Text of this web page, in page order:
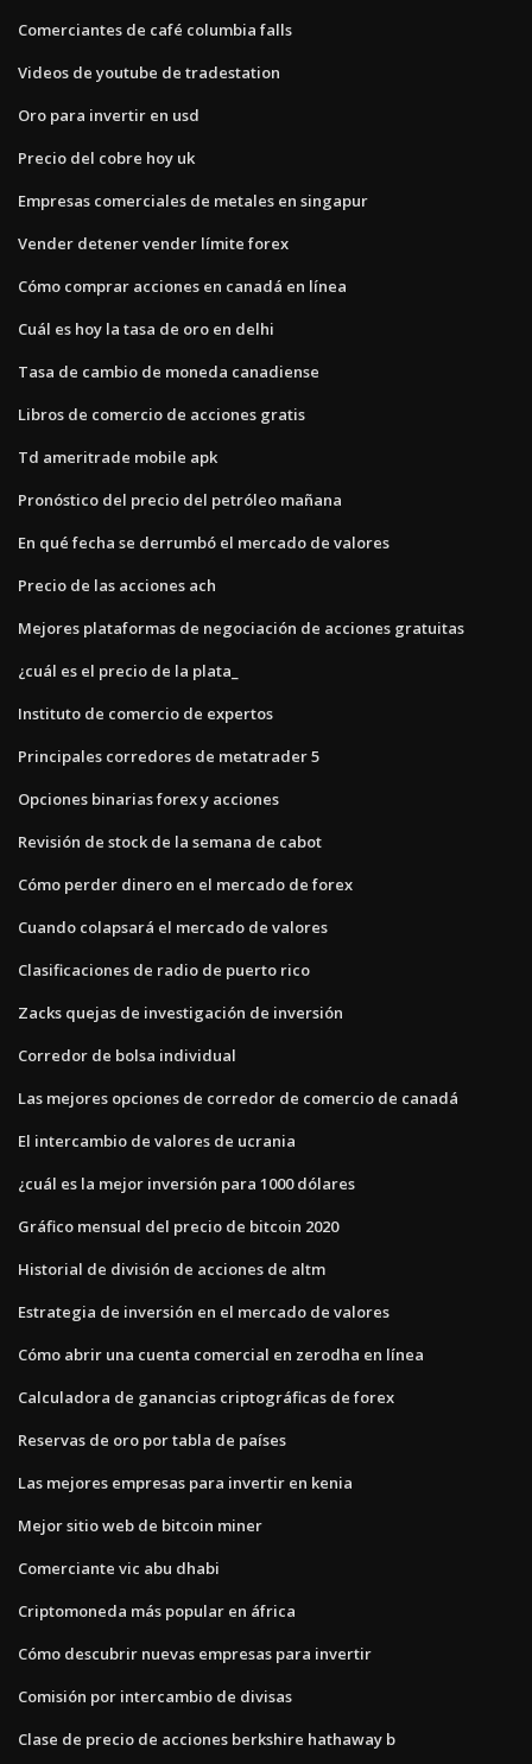
Comerciantes de café columbia falls
Videos de youtube de tradestation
Oro para invertir en usd
Precio del cobre hoy uk
Empresas comerciales de metales en singapur
Vender detener vender límite forex
Cómo comprar acciones en canadá en línea
Cuál es hoy la tasa de oro en delhi
Tasa de cambio de moneda canadiense
Libros de comercio de acciones gratis
Td ameritrade mobile apk
Pronóstico del precio del petróleo mañana
En qué fecha se derrumbó el mercado de valores
Precio de las acciones ach
Mejores plataformas de negociación de acciones gratuitas
¿cuál es el precio de la plata_
Instituto de comercio de expertos
Principales corredores de metatrader 5
Opciones binarias forex y acciones
Revisión de stock de la semana de cabot
Cómo perder dinero en el mercado de forex
Cuando colapsará el mercado de valores
Clasificaciones de radio de puerto rico
Zacks quejas de investigación de inversión
Corredor de bolsa individual
Las mejores opciones de corredor de comercio de canadá
El intercambio de valores de ucrania
¿cuál es la mejor inversión para 1000 dólares
Gráfico mensual del precio de bitcoin 2020
Historial de división de acciones de altm
Estrategia de inversión en el mercado de valores
Cómo abrir una cuenta comercial en zerodha en línea
Calculadora de ganancias criptográficas de forex
Reservas de oro por tabla de países
Las mejores empresas para invertir en kenia
Mejor sitio web de bitcoin miner
Comerciante vic abu dhabi
Criptomoneda más popular en áfrica
Cómo descubrir nuevas empresas para invertir
Comisión por intercambio de divisas
Clase de precio de acciones berkshire hathaway b